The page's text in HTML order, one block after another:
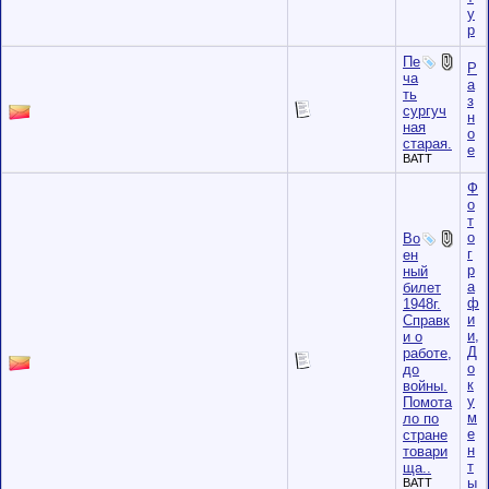
у
р
Пе
ча
ть
сургуч
ная
старая.
BATT
Р
а
з
н
о
е
Во
ен
ный
билет
1948г.
Справк
и о
работе,
до
войны.
Помота
ло по
стране
товари
ща..
BATT
Ф
о
т
о
г
р
а
ф
и
и,
Д
о
к
у
м
е
н
т
ы